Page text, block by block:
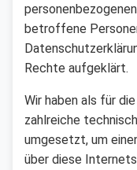
betroffene
Rechte aufgeklärt.
Wir haben als für
zahlreiche
umgesetzt, um
über diese